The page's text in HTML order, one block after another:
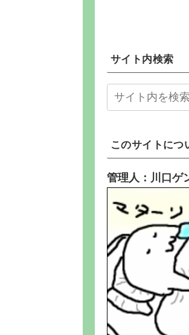
サイト内検索
このサイトにつ
管理人：川口ゲ